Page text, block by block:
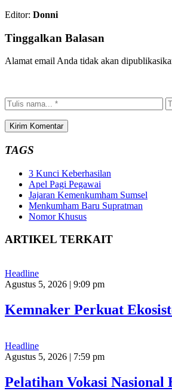
Editor: Donni
Tinggalkan Balasan
Alamat email Anda tidak akan
TAGS
3 Kunci Keberhasilan
Apel Pagi Pegawai
Jajaran Kemenkumham Sumsel
Menkumham Baru Supratman
Nomor Khusus
ARTIKEL TERKAIT
Headline
Agustus 5, 2026 | 9:09 pm
Kemnaker Perkuat
Headline
Agustus 5, 2026 | 7:59 pm
Pelatihan Vokasi